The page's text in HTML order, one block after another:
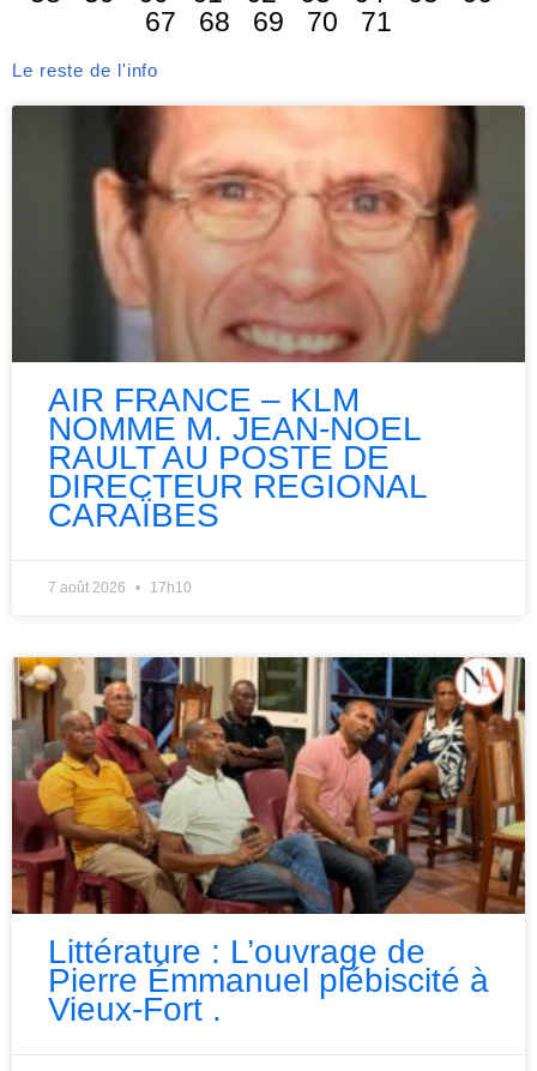
67
68 69 70 71
Le reste de l'info
AIR FRANCE – KLM
NOMME M. JEAN-NOEL
RAULT AU POSTE DE
DIRECTEUR REGIONAL
CARAÏBES
7 août 2026 17h10
Littérature : L’ouvrage de
Pierre Émmanuel plébiscité à
Vieux-Fort .